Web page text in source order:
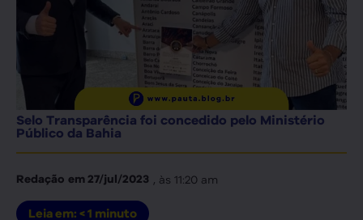
Selo Transparência foi concedido pelo Ministério
Público da Bahia
Redação em 27/jul/2023 , às 11:20 am
Leia em: < 1 minuto